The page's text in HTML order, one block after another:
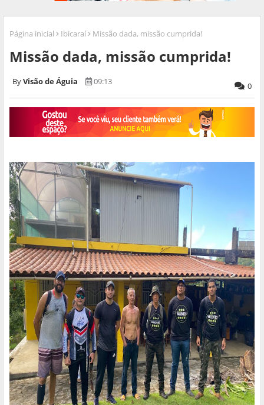
Página inicial Ibicaraí Missão dada, missão cumprida!
Missão dada, missão cumprida!
Visão de Águia 09:13 0